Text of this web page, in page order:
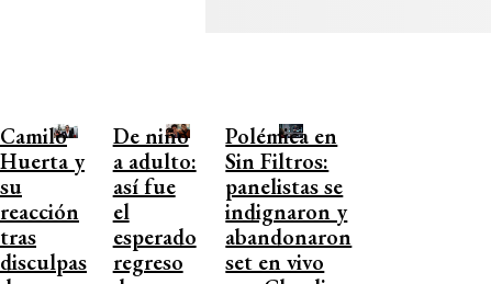
Camilo
Huerta y
su
reacción
tras
disculpas
De niño
a adulto:
así fue
el
esperado
regreso
Polémica en
Sin Filtros:
panelistas se
indignaron y
abandonaron
set en vivo